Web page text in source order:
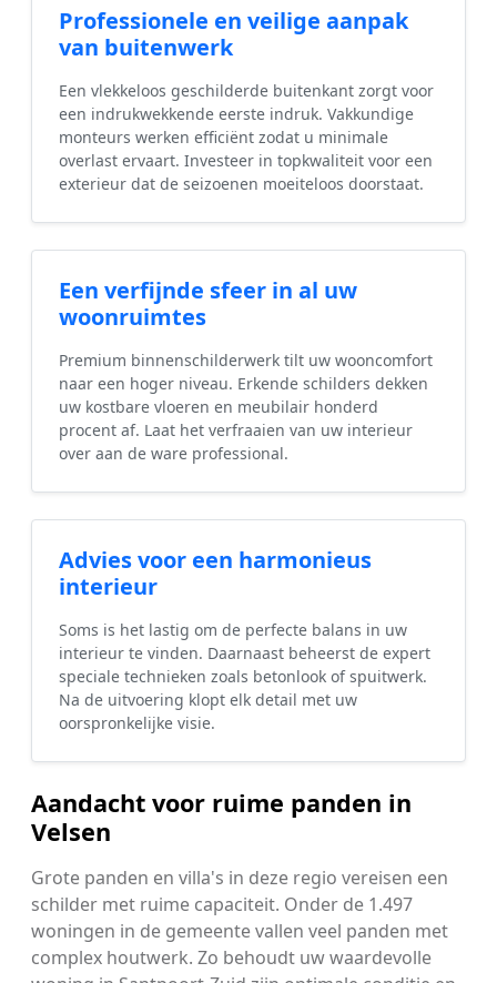
Professionele en veilige aanpak
van buitenwerk
Een vlekkeloos geschilderde buitenkant zorgt voor
een indrukwekkende eerste indruk. Vakkundige
monteurs werken efficiënt zodat u minimale
overlast ervaart. Investeer in topkwaliteit voor een
exterieur dat de seizoenen moeiteloos doorstaat.
Een verfijnde sfeer in al uw
woonruimtes
Premium binnenschilderwerk tilt uw wooncomfort
naar een hoger niveau. Erkende schilders dekken
uw kostbare vloeren en meubilair honderd
procent af. Laat het verfraaien van uw interieur
over aan de ware professional.
Advies voor een harmonieus
interieur
Soms is het lastig om de perfecte balans in uw
interieur te vinden. Daarnaast beheerst de expert
speciale technieken zoals betonlook of spuitwerk.
Na de uitvoering klopt elk detail met uw
oorspronkelijke visie.
Aandacht voor ruime panden in
Velsen
Grote panden en villa's in deze regio vereisen een
schilder met ruime capaciteit. Onder de 1.497
woningen in de gemeente vallen veel panden met
complex houtwerk. Zo behoudt uw waardevolle